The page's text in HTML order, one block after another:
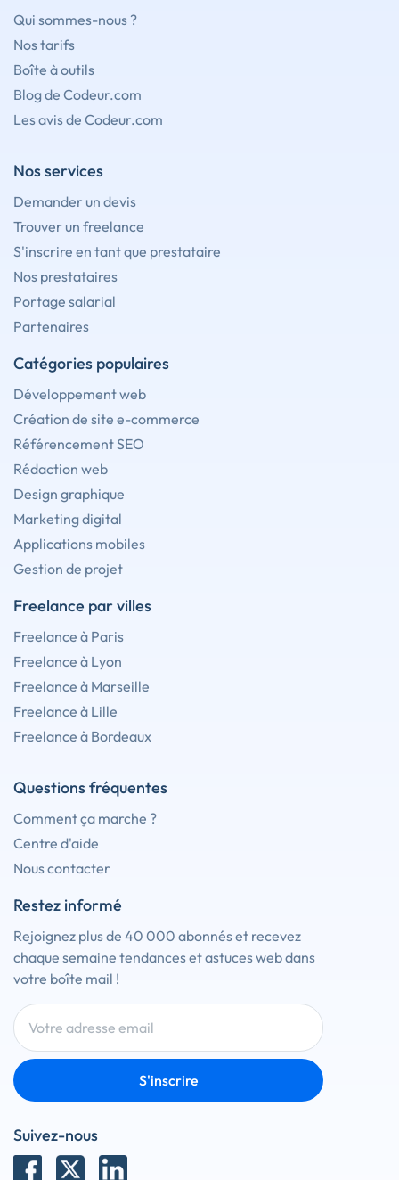
Qui sommes-nous ?
Nos tarifs
Boîte à outils
Blog de Codeur.com
Les avis de Codeur.com
Nos services
Demander un devis
Trouver un freelance
S'inscrire en tant que prestataire
Nos prestataires
Portage salarial
Partenaires
Catégories populaires
Développement web
Création de site e-commerce
Référencement SEO
Rédaction web
Design graphique
Marketing digital
Applications mobiles
Gestion de projet
Freelance par villes
Freelance à Paris
Freelance à Lyon
Freelance à Marseille
Freelance à Lille
Freelance à Bordeaux
Questions fréquentes
Comment ça marche ?
Centre d'aide
Nous contacter
Restez informé
Rejoignez plus de 40 000 abonnés et recevez
chaque semaine tendances et astuces web dans
votre boîte mail !
S'inscrire
Suivez-nous